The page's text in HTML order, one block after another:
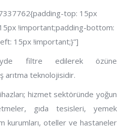
top: 15px
!important;padding-bottom:
15px !important;}”]
filtre edilerek özüne
arıtma teknolojisidir.
hizmet sektöründe yoğun
gıda tesisleri, yemek
kurumları, oteller ve hastaneler